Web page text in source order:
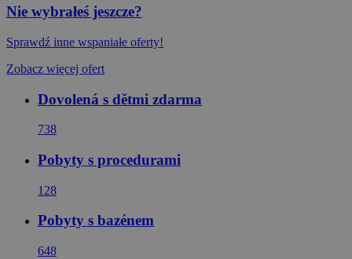
Nie wybrałeś jeszcze?
Sprawdź inne wspaniałe oferty!
Zobacz więcej ofert
Dovolená s dětmi zdarma
738
Pobyty s procedurami
128
Pobyty s bazénem
648